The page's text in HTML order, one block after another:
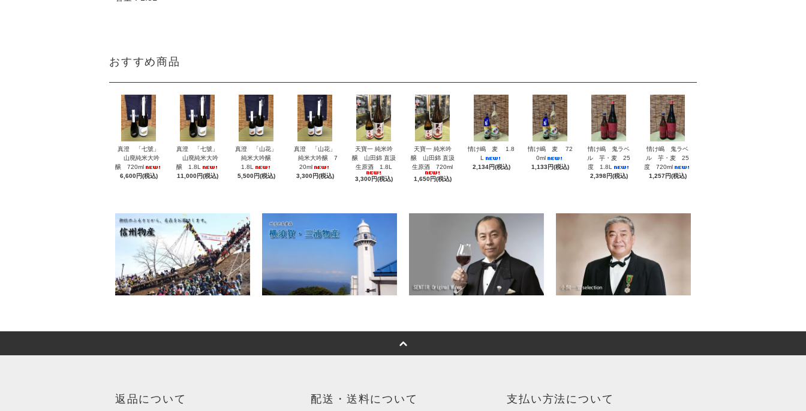
おすすめ商品
真澄 「七號」
山廃純米大吟
醸 720ml
6,600円(税込)
真澄 「七號」
山廃純米大吟
醸 1.8L
11,000円(税込)
真澄 「山花」
純米大吟醸
1.8L
5,500円(税込)
真澄 「山花」
純米大吟醸 7
20ml
3,300円(税込)
天寶一 純米吟
醸 山田錦 直汲
生原酒 1.8L
3,300円(税込)
天寶一 純米吟
醸 山田錦 直汲
生原酒 720ml
1,650円(税込)
情け嶋 麦 1.8
L
2,134円(税込)
情け嶋 麦 72
0ml
1,133円(税込)
情け嶋 鬼ラベ
ル 芋・麦 25
度 1.8L
2,398円(税込)
情け嶋 鬼ラベ
ル 芋・麦 25
度 720ml
1,257円(税込)
返品について 配送・送料について 支払い方法について